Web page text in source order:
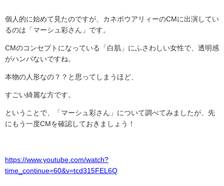
個人的に始めて見たのですが、カネボウアリィーのCMに出演してい
るのは「マーシュ彩さん」です。
CMのコンセプトになっている「白肌」にふさわしい女性で、透明感
がハンパないですね。
本物の人形なの？？と思ってしまうほど、
すごい綺麗な方です。
ということで、「マーシュ彩さん」について調べてみましたが、先
にもう一度CMを確認しておきましょう！
https://www.youtube.com/watch?
time_continue=60&v=tcd315FEL6Q